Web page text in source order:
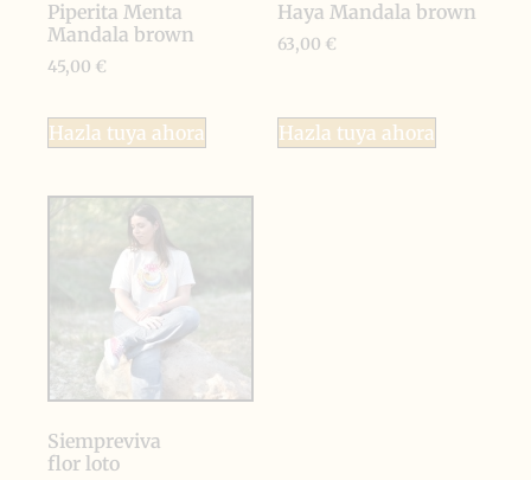
Piperita Menta
Mandala brown
45,00 €
Hazla tuya ahora
Haya Mandala brown
63,00 €
Hazla tuya ahora
Siempreviva
flor loto